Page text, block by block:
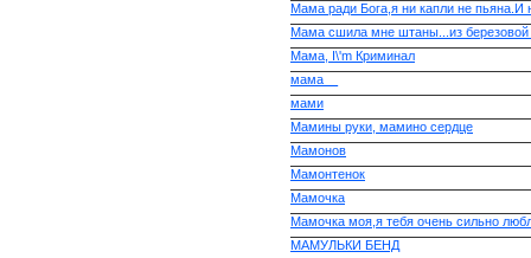
Мама ради Бога,я ни капли не пьяна.И
Мама сшила мне штаны...из березовой
Мама, I\'m Криминал
мама__
мами
Мамины руки, мамино сердце
Мамонов
Мамонтенок
Мамочка
Мамочка моя,я тебя очень сильно
МАМУЛЬКИ БЕНД